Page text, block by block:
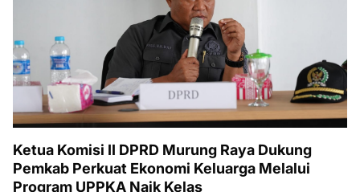
Ketua Komisi II DPRD Murung Raya Dukung
Pemkab Perkuat Ekonomi Keluarga Melalui
Program UPPKA Naik Kelas